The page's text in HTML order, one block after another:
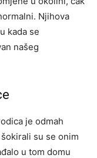
Njihova
kada se
našeg
je odmah
su se onim
u tom domu